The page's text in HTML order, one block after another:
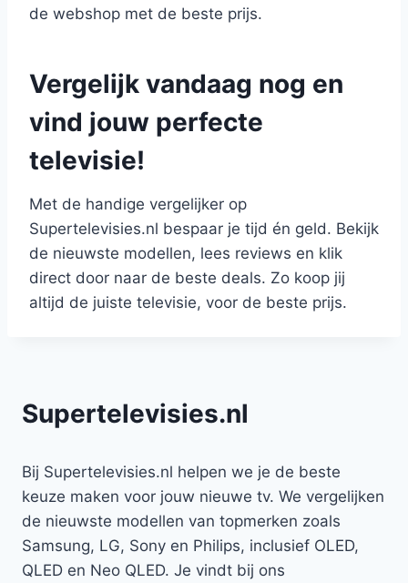
de webshop met de beste prijs.
Vergelijk vandaag nog en
vind jouw perfecte
televisie!
Met de handige vergelijker op
Supertelevisies.nl bespaar je tijd én geld. Bekijk
de nieuwste modellen, lees reviews en klik
direct door naar de beste deals. Zo koop jij
altijd de juiste televisie, voor de beste prijs.
Supertelevisies.nl
Bij Supertelevisies.nl helpen we je de beste
keuze maken voor jouw nieuwe tv. We vergelijken
de nieuwste modellen van topmerken zoals
Samsung, LG, Sony en Philips, inclusief OLED,
QLED en Neo QLED. Je vindt bij ons